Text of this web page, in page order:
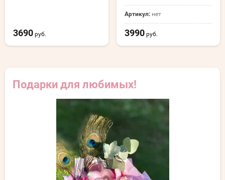
Подарки для любимых!
3690 руб.
Артикул: нет
3990 руб.